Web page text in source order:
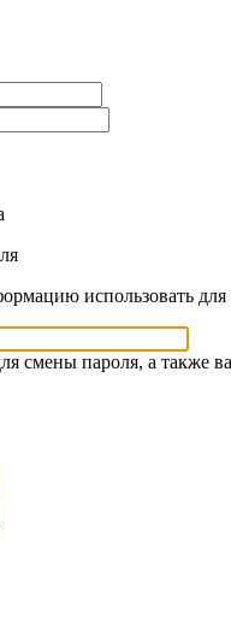
использовать для
смены пароля, а также